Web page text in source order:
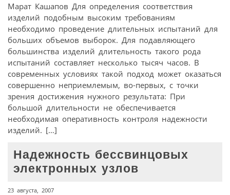
Марат Кашапов Для определения соответствия
изделий подобным высоким требованиям
необходимо проведение длительных испытаний для
больших объемов выборок. Для подавляющего
большинства изделий длительность такого рода
испытаний составляет несколько тысяч часов. В
современных условиях такой подход может оказаться
совершенно неприемлемым, во-первых, с точки
зрения достижения нужного результата: При
большой длительности не обеспечивается
необходимая оперативность контроля надежности
изделий. […]
Надежность бессвинцовых
электронных узлов
23 августа, 2007